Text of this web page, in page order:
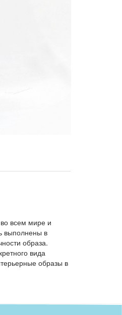
всем мире и
выполнены в
образа.
вида
образы в